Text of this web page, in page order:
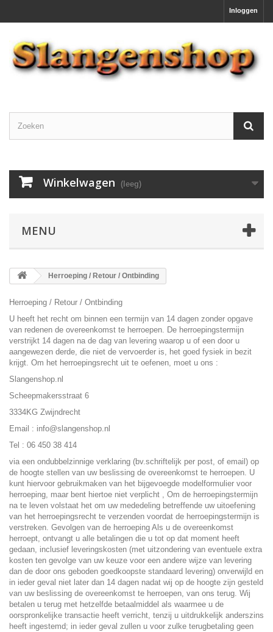
Inloggen
Winkelwagen (leeg)
MENU
Herroeping / Retour / Ontbinding
Herroeping / Retour / Ontbinding
U heeft het recht om binnen een termijn van 14 dagen zonder opgave
van redenen de overeenkomst te herroepen. De herroepingstermijn
verstrijkt 14 dagen na de dag van levering waarop u of een door u
aangewezen derde, die niet de vervoerder is, het goed fysiek in bezit
krijgt. Om het herroepingsrecht uit te oefenen, moet u ons :
Slangenshop.nl
Scheepmakersstraat 6
3334KG Zwijndrecht
Email : info@slangenshop.nl
Tel : 06 450 38 414
via een ondubbelzinnige verklaring (bv.schriftelijk per post, of email) op
de hoogte stellen van uw beslissing de overeenkomst te herroepen. U
kunt hiervoor gebruikmaken van het bijgevoegde modelformulier voor
herroeping, maar bent hiertoe niet verplicht , Om de herroepingstermijn
na te leven volstaat het om uw mededeling betreffende uw uitoefening
van het herroepingsrecht te verzenden voordat de herroepingstermijn is
verstreken. Gevolgen van de herroeping Als u de overeenkomst
herroept, ontvangt u alle betalingen die u tot op dat moment heeft
gedaan, inclusief leveringskosten (met uitzondering van eventuele extra
kosten ten gevolge van uw keuze voor een andere wijze van levering
dan de door ons geboden goedkoopste standaard levering) onverwijld en
in ieder geval niet later dan 14 dagen nadat wij op de hoogte zijn gesteld
van uw beslissing de overeenkomst te herroepen, van ons terug. Wij
betalen u terug met hetzelfde betaalmiddel als waarmee u de
oorspronkelijke transactie heeft verricht, tenzij u uitdrukkelijk anderszins
heeft ingestemd; in ieder geval zullen u voor zulke terugbetaling geen